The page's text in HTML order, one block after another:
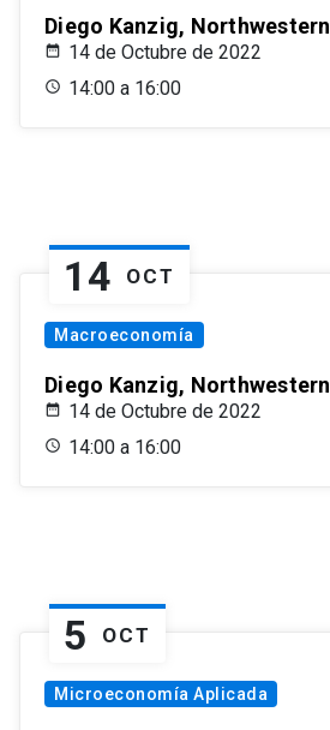
Diego Kanzig, Northwestern
14 de Octubre de 2022
14:00 a 16:00
14 OCT
Macroeconomía
Diego Kanzig, Northwestern
14 de Octubre de 2022
14:00 a 16:00
5 OCT
Microeconomía Aplicada